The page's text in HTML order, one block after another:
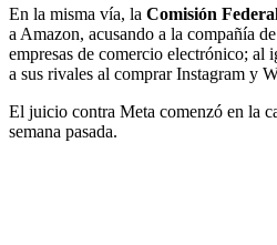
En la misma vía, la Comisión
a Amazon, acusando a la compañía
empresas de comercio electrónico; al
a sus rivales al comprar Instagram y
El juicio contra Meta comenzó en la
semana pasada.